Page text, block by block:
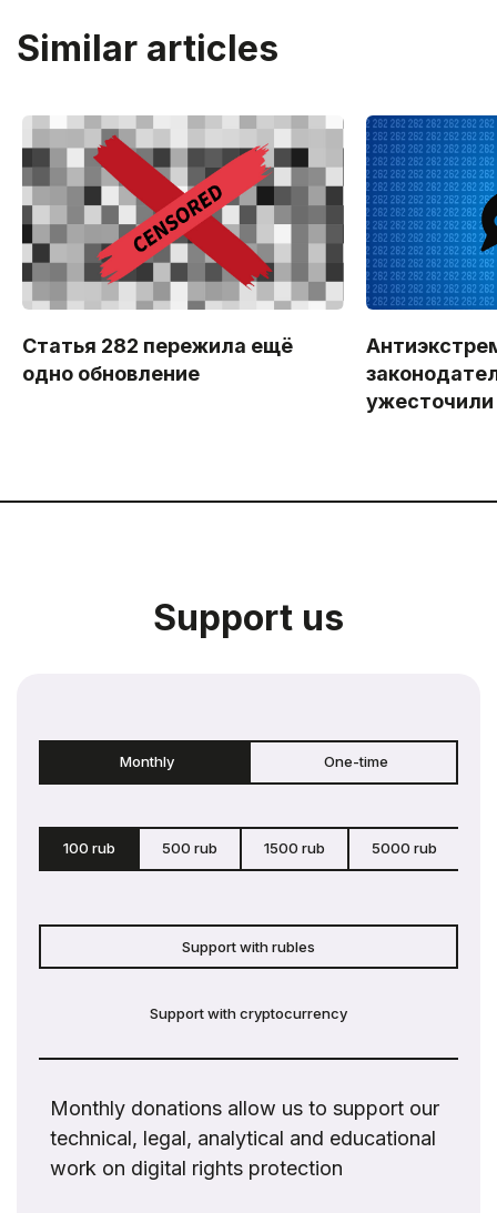
Similar articles
Статья 282 пережила ещё
одно обновление
ужесточили
Support us
Monthly One-time
100 rub 500 rub 1500 rub 5000 rub
Support with rubles
Support with cryptocurrency
Monthly donations allow us to support our
technical, legal, analytical and educational
work on digital rights protection